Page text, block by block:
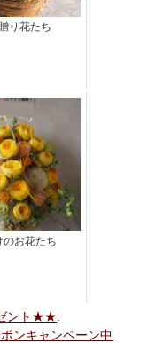
り花たち
のお花たち
ント★★
ンキャンペーン中